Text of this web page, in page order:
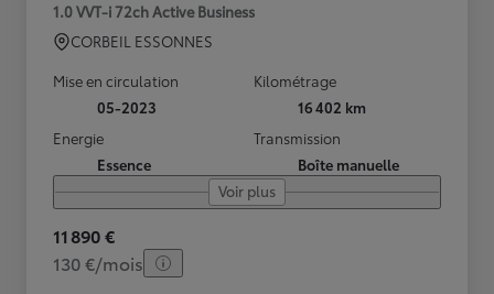
1.0 VVT-i 72ch Active Business
CORBEIL ESSONNES
Mise en circulation
05-2023
Kilométrage
16 402 km
Energie
Essence
Transmission
Boîte manuelle
Voir plus
11 890 €
130 €/mois